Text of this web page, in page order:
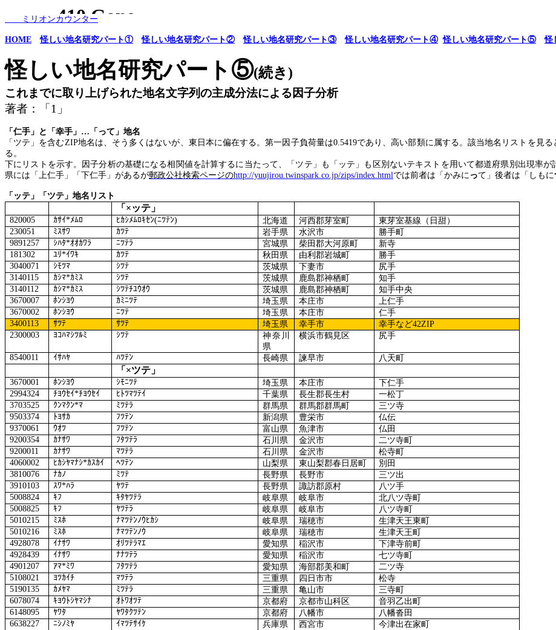
ミリオンカウンター
HOME 怪しい地名研究パート① 怪しい地名研究パート② 怪しい地名研究パート③ 怪しい地名研究パート④ 怪しい地名研究パート⑤ 怪
怪しい地名研究パート⑤(続き)
これまでに取り上げられた地名文字列の主成分法による因子分析
著者：「 1 」
「仁手」と「幸手」 … 「って」地名
「ツテ」を含むZIP地名は、そう多くはないが、東日本に偏在する。第一因子負荷量は0.5419であり、高い部類に属する。該当地名リストを見
る。
下にリストを示す。因子分析の基礎になる相関値を計算するに当たって、「ツテ」も「ッテ」も区別ないテキストを用いて都道府県別出現率
県には「上仁手」「下仁手」があるが郵政公社検索ページのhttp://yuujirou.twinspark.co.jp/zips/index.htmlでは前者は「かみに って」後者は「しもに
「ッテ」「ツテ」地名リスト
「×ッテ」
820005 ｶｻｲ*ﾒﾑﾛ ﾋｶｼﾒﾑﾛｷｾﾝ(ﾆﾂﾃﾝ) 北海道 河西郡芽室町
東芽室基線（日甜）
230051
ﾐｽｻﾜ ｶﾂﾃ 岩手県 水沢市
勝手町
9891257
ｼﾊﾀ*ｵｵｶﾜﾗ ﾆﾂﾃﾗ 宮城県 柴田郡大河原町
新寺
181302
ﾕﾘ*ｲﾜｷ ｶﾂﾃ 秋田県 由利郡岩城町
勝手
3040071
ｼﾓﾂﾏ ｼﾂﾃ 茨城県 下妻市
尻手
3140115
ｶｼﾏ*ｶﾐｽ ｼﾂﾃ 茨城県 鹿島郡神栖町
知手
3140112
ｶｼﾏ*ｶﾐｽ ｼﾂﾃﾁﾕｳｵｳ 茨城県 鹿島郡神栖町
知手中央
3670007
ﾎﾝｼﾖｳ ｶﾐﾆﾂﾃ 埼玉県 本庄市
上仁手
3670002
ﾎﾝｼﾖｳ ﾆﾂﾃ 埼玉県 本庄市
仁手
3400113
ｻﾂﾃ ｻﾂﾃ 埼玉県 幸手市 幸手など42ZIP
2300003
ﾖｺﾊﾏｼﾂﾙﾐ ｼﾂﾃ
神奈川
県
横浜市鶴見区 尻手
8540011 ｲｻﾊﾔ ﾊﾂﾃﾝ 長崎県 諫早市 八天町
「×ツテ」
3670001 ﾎﾝｼﾖｳ ｼﾓﾆﾂﾃ 埼玉県 本庄市
下仁手
2994324
ﾁﾖｳｾｲ*ﾁﾖｳｾｲ ﾋﾄﾂﾏﾂﾃｲ 千葉県 長生郡長生村
一松丁
3703525
ｸﾝﾏｸﾝ*ﾏ ﾐﾂﾃﾗ 群馬県 群馬郡群馬町
三ツ寺
9503374
ﾄﾖｻｶ ﾌﾂﾃﾝ 新潟県 豊栄市
仏伝
9370061
ｳｵﾂ ﾌﾂﾃﾝ 富山県 魚津市
仏田
9200354
ｶﾅｻﾜ ﾌﾀﾂﾃﾗ 石川県 金沢市
二ツ寺町
9200011
ｶﾅｻﾜ ﾏﾂﾃﾗ 石川県 金沢市
松寺町
4060002
ﾋｶｼﾔﾏﾅｼ*ｶｽｶｲ ﾍﾂﾃﾝ 山梨県 東山梨郡春日居町
別田
3810076
ﾅｶﾉ ﾐﾂﾃ 長野県 長野市
三ツ出
3910103
ｽﾜ*ﾊﾗ ﾔﾂﾃ 長野県 諏訪郡原村
八ツ手
5008824
ｷﾌ ｷﾀﾔﾂﾃﾗ 岐阜県 岐阜市
北八ツ寺町
5008825
ｷﾌ ﾔﾂﾃﾗ 岐阜県 岐阜市
八ツ寺町
5010215
ﾐｽﾎ ﾅﾏﾂﾃﾝﾉｳﾋｶｼ 岐阜県 瑞穂市
生津天王東町
5010216
ﾐｽﾎ ﾅﾏﾂﾃﾝﾉｳ 岐阜県 瑞穂市
生津天王町
4928078
ｲﾅｻﾜ ｵﾘﾂﾃﾗﾏｴ 愛知県 稲沢市
下津寺前町
4928439
ｲﾅｻﾜ ﾅﾅﾂﾃﾗ 愛知県 稲沢市
七ツ寺町
4901207
ｱﾏ*ﾐﾜ ﾌﾀﾂﾃﾗ 愛知県 海部郡美和町
二ツ寺
5108021
ﾖﾂｶｲﾁ ﾏﾂﾃﾗ 三重県 四日市市
松寺
5190135
ｶﾒﾔﾏ ﾐﾂﾃﾗ 三重県 亀山市
三寺町
6078074
ｷﾖｳﾄｼﾔﾏｼﾅ ｵﾄﾜｵﾂﾃ 京都府 京都市山科区
音羽乙出町
6148095
ﾔﾜﾀ ﾔﾜﾀｸﾂﾃﾝ 京都府 八幡市
八幡沓田
6638227
ﾆｼﾉﾐﾔ ｲﾏﾂﾃｻｲｹ 兵庫県 西宮市
今津出在家町